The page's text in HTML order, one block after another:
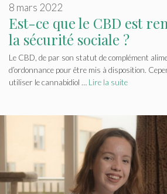
Est-ce que le CBD est
la sécurité sociale ?
8 mars 2022
Le CBD, de par son statut de complément
d’ordonnance pour être mis à disposition.
utiliser le cannabidiol … Lire la suite